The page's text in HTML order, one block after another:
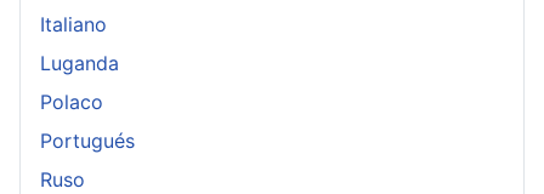
Italiano
Luganda
Polaco
Portugués
Ruso